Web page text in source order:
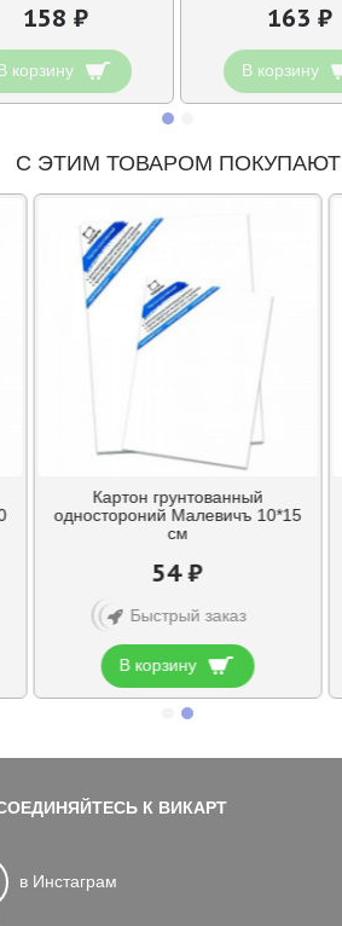
158 ₽
корзину
163 ₽
В корзину
С ЭТИМ ТОВАРОМ ПОКУПАЮТ
Картон грунтованный
одностороний Малевичъ 10*15
см
54 ₽
Быстрый заказ
В корзину
К ВИКАРТ
в Инстаграм